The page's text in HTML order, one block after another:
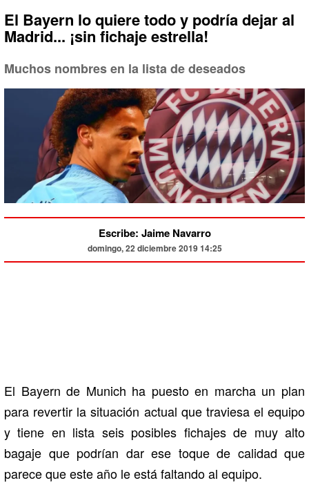
El Bayern lo quiere todo y podría dejar al
Madrid... ¡sin fichaje estrella!
Muchos nombres en la lista de deseados
Escribe: Jaime Navarro
domingo, 22 diciembre 2019 14:25
El Bayern de Munich ha puesto en marcha un plan
para revertir la situación actual que traviesa el equipo
y tiene en lista seis posibles fichajes de muy alto
bagaje que podrían dar ese toque de calidad que
parece que este año le está faltando al equipo.